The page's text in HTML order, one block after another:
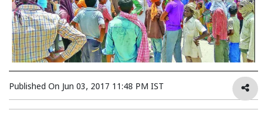
Published On Jun 03, 2017 11:48 PM IST